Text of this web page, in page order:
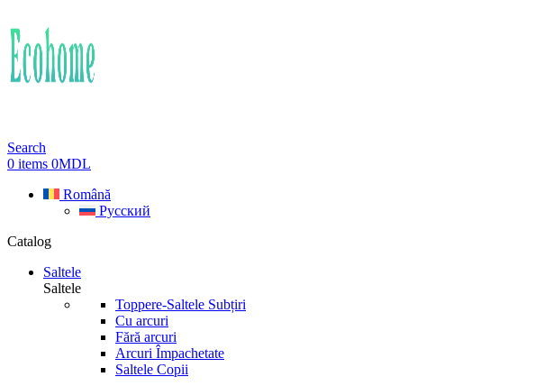
Search
0 items 0MDL
Română
Русский
Catalog
Saltele
Saltele
Toppere-Saltele Subțiri
Cu arcuri
Fără arcuri
Arcuri Împachetate
Saltele Copii